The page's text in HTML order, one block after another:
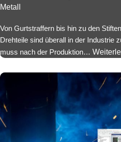
Metall
Von Gurtstraffern bis hin zu den
Drehteile sind überall in der Industrie
muss nach der Produktion…